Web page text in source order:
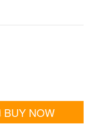
BUY NOW